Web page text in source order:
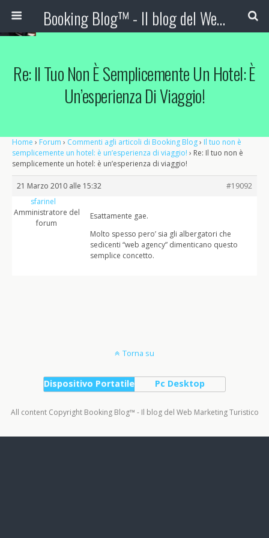
Booking Blog™ - Il blog del Web Marketing Turistico
Re: Il Tuo Non È Semplicemente Un Hotel: È
Un’esperienza Di Viaggio!
Home › Forum › Commenti agli articoli di Booking Blog› Il tuo non è
semplicemente un hotel: è un’esperienza di viaggio! › Re: Il tuo non è
semplicemente un hotel: è un’esperienza di viaggio!
21 Marzo 2010 alle 15:32
#19092
sfarinel
Amministratore del
forum
Esattamente gae.
Molto spesso pero’ sia gli albergatori che
sedicenti “web agency” dimenticano questo
semplice concetto.
Torna su
Dispositivo Portatile Pc Desktop
All content Copyright Booking Blog™ - Il blog del Web Marketing Turistico